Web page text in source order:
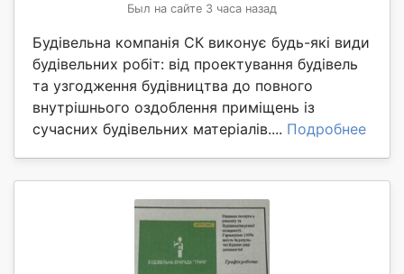
Был на сайте 3 часа назад
Будівельна компанія СК виконує будь-які види
будівельних робіт: від проектування будівель
та узгодження будівництва до повного
внутрішнього оздоблення приміщень із
сучасних будівельних матеріалів.... Подробнее